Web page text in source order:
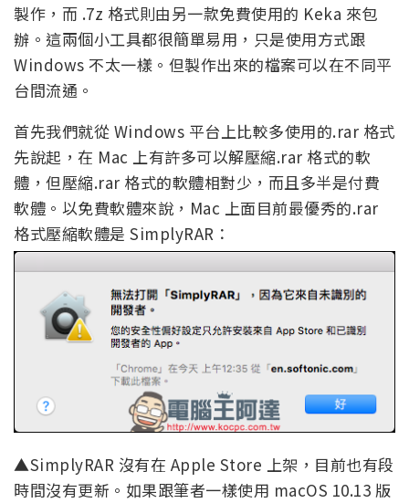
製作，而 .7z 格式則由另一款免費使用的 Keka 來包
辦。這兩個小工具都很簡單易用，只是使用方式跟
Windows 不太一樣。但製作出來的檔案可以在不同平
台間流通。
首先我們就從 Windows 平台上比較多使用的.rar 格式
先說起，在 Mac 上有許多可以解壓縮.rar 格式的軟
體，但壓縮.rar 格式的軟體相對少，而且多半是付費
軟體。以免費軟體來說，Mac 上面目前最優秀的.rar
格式壓縮軟體是 SimplyRAR：
▲SimplyRAR 沒有在 Apple Store 上架，目前也有段
時間沒有更新。如果跟筆者一樣使用 macOS 10.13 版